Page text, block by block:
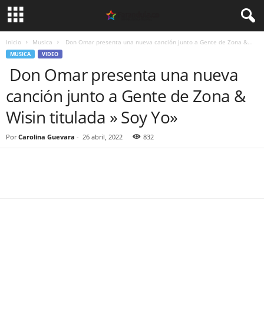
Inicio Musica Don Omar presenta una nueva canción junto a Gente de Zona &...
MUSICA VIDEO
Don Omar presenta una nueva
canción junto a Gente de Zona &
Wisin titulada » Soy Yo»
Por Carolina Guevara - 26 abril, 2022 832